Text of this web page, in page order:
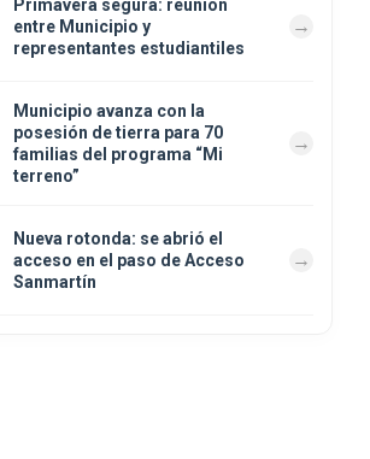
Primavera segura: reunión
entre Municipio y
representantes estudiantiles
Municipio avanza con la
posesión de tierra para 70
familias del programa “Mi
terreno”
Nueva rotonda: se abrió el
acceso en el paso de Acceso
Sanmartín